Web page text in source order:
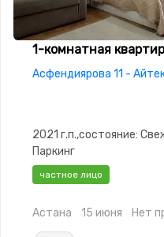
1-комнатная
Асфендиярова 11 -
2021 г.п.,состояние:
Паркинг
частное лицо
Астана 15 июня Нет